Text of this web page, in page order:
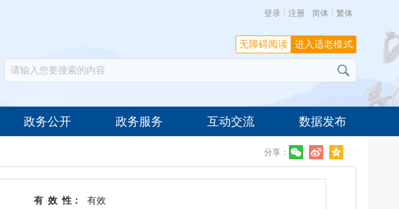
登录 注册 简体 繁体
政务公开 政务服务 互动交流 数据发布
进入适老模式
无障碍阅读
分享：
有 效 性：
有效